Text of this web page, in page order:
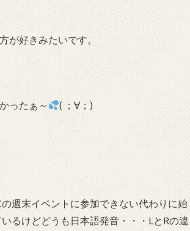
が好きみたいです。
ったぁ～ ( ；∀；)
週末イベントに参加できない代わりに始
るけどどうも日本語発音・・・LとRの違